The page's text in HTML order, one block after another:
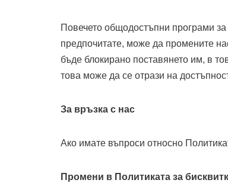
Повечето общодостъпни програми
предпочитате, може да промените
бъде блокирано поставянето им, в
това може да се отрази на
За връзка с нас
Ако имате въпроси относно
Промени в Политиката за